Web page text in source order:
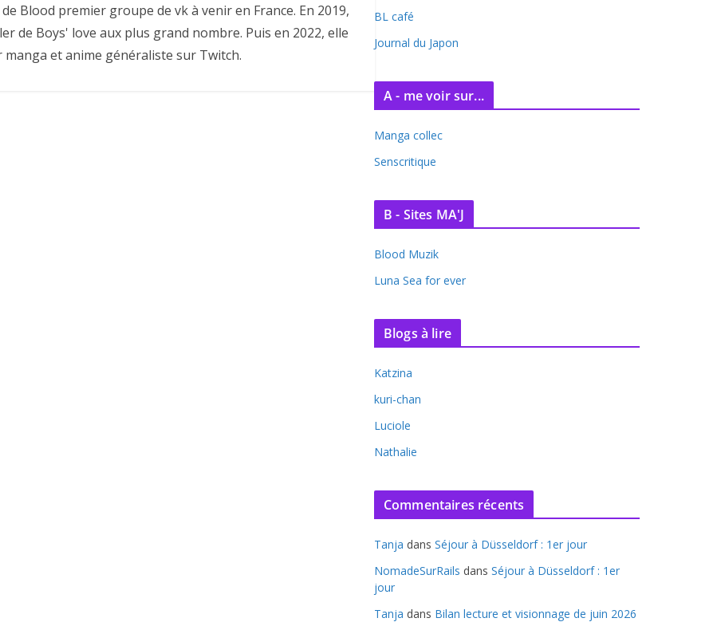
Blood premier groupe de vk à venir en France. En 2019,
de Boys' love aux plus grand nombre. Puis en 2022, elle
et anime généraliste sur Twitch.
BL café
Journal du Japon
A - me voir sur...
Manga collec
Senscritique
B - Sites MA'J
Blood Muzik
Luna Sea for ever
Blogs à lire
Katzina
kuri-chan
Luciole
Nathalie
Commentaires récents
Tanja dans Séjour à Düsseldorf : 1er jour
NomadeSurRails dans Séjour à Düsseldorf : 1er
jour
Tanja dans Bilan lecture et visionnage de juin 2026